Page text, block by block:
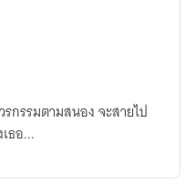
กรรมตามสนอง จะสายไป
ธอ...